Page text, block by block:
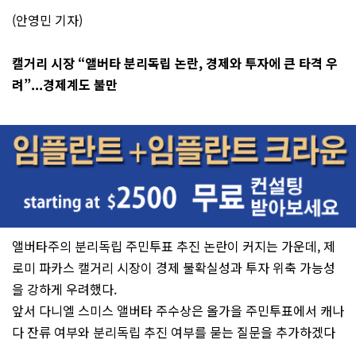
(안영민 기자)
캘거리 시장 “앨버타 분리독립 논란, 경제와 투자에 큰 타격 우
려”...경제계도 불만
앨버타주의 분리독립 주민투표 추진 논란이 커지는 가운데, 제
로미 파카스 캘거리 시장이 경제 불확실성과 투자 위축 가능성
을 강하게 우려했다.
앞서 다니엘 스미스 앨버타 주수상은 올가을 주민투표에서 캐나
다 잔류 여부와 분리독립 추진 여부를 묻는 질문을 추가하겠다